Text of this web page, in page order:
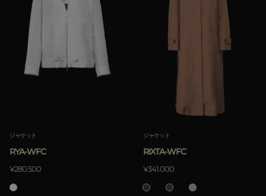
ジャケット
RYA-WFC
¥280.500
ジャケット
RIXTA-WFC
¥341.000